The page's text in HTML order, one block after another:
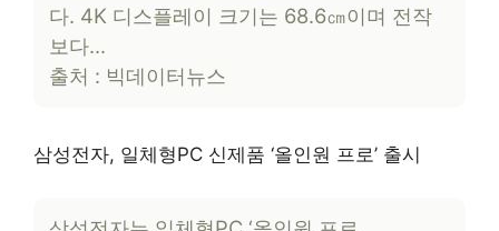
다. 4K 디스플레이 크기는 68.6㎝이며 전작
보다…
출처 : 빅데이터뉴스
삼성전자, 일체형PC 신제품 ‘올인원 프로’ 출시